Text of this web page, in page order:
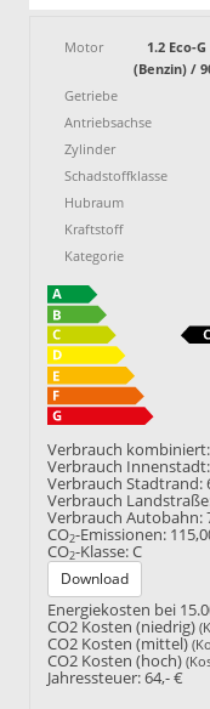
Motor
1.2 Eco-
(Benzin) /
Getriebe
Antriebsachse
Zylinder
Schadstoffklasse
Hubraum
Kraftstoff
Kategorie
Verbrauch kombiniert:
Verbrauch Innenstadt:
Verbrauch Stadtrand:
Verbrauch
Verbrauch Autobahn:
CO2-Emissionen:
CO2-Klasse:C
Download
Energiekosten bei
CO2 Kosten (niedrig)
CO2 Kosten (mittel)
CO2 Kosten (hoch)
Jahressteuer:64,- €